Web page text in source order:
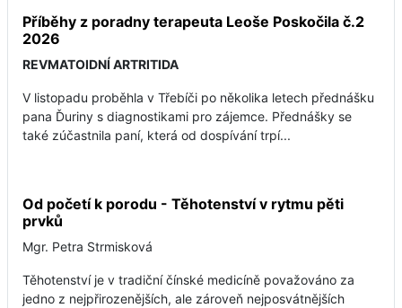
Příběhy z poradny terapeuta Leoše Poskočila č.2
2026
REVMATOIDNÍ ARTRITIDA
V listopadu proběhla v Třebíči po několika letech přednášku
pana Ďuriny s diagnostikami pro zájemce. Přednášky se
také zúčastnila paní, která od dospívání trpí...
Od početí k porodu - Těhotenství v rytmu pěti
prvků
Mgr. Petra Strmisková
Těhotenství je v tradiční čínské medicíně považováno za
jedno z nejpřirozenějších, ale zároveň nejposvátnějších